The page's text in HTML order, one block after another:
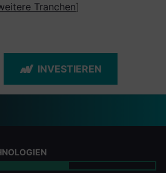
Tranchen]
INVESTIEREN